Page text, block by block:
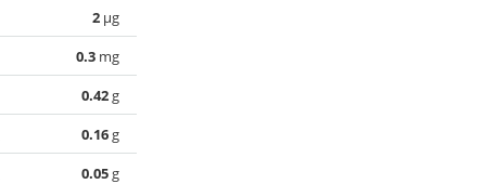
2 µg
0.3 mg
0.42g
0.16g
0.05g